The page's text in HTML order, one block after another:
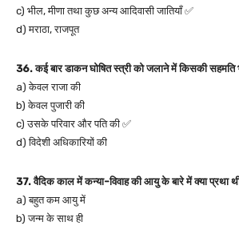
c) भील, मीणा तथा कुछ अन्य आदिवासी जातियाँ ✅
d) मराठा, राजपूत
36. कई बार डाकन घोषित स्त्री को जलाने में किसकी सहमति
a) केवल राजा की
b) केवल पुजारी की
c) उसके परिवार और पति की ✅
d) विदेशी अधिकारियों की
37. वैदिक काल में कन्या-विवाह की आयु के बारे में क्या प्रथा
a) बहुत कम आयु में
b) जन्म के साथ ही